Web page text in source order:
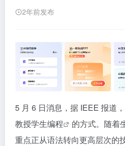
2年前发布
5 月 6 日消息，据 IEEE 报道
教授学生编程
的方式。随着
重点正从语法转向更高层次的